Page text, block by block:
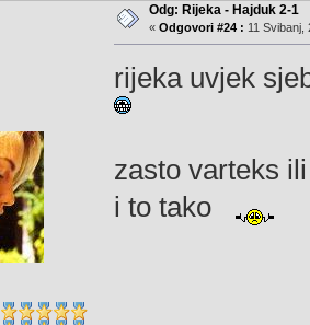
Odg: Rijeka - Hajduk 2-1
« Odgovori #24 : 11 Svibanj,
rijeka uvjek
zasto varteks
i to tako